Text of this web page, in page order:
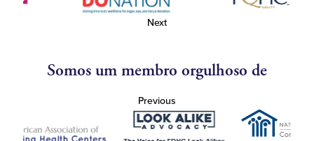
Next
Somos um membro orgulhoso de
Previous